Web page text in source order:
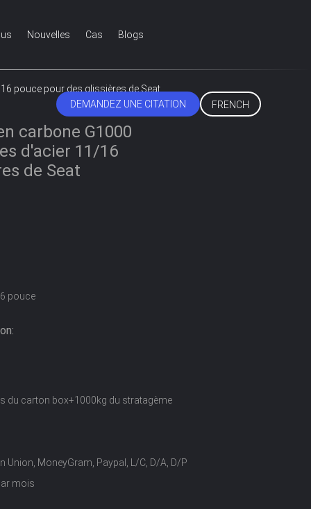
Nouvelles Cas Blogs
DEMANDEZ UNE CITATION FRENCH
pouce pour des glissières de Seat
carbone G1000
d'acier 11/16
de Seat
pouce
du carton box+1000kg du stratagème
Union, MoneyGram, Paypal, L/C, D/A, D/P
mois